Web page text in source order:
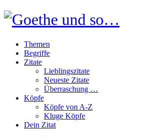
Goethe
und
so…
Themen
Begriffe
Zitate
Lieblingszitate
Neueste Zitate
Überraschung …
Köpfe
Köpfe von A-Z
Kluge Köpfe
Dein Zitat